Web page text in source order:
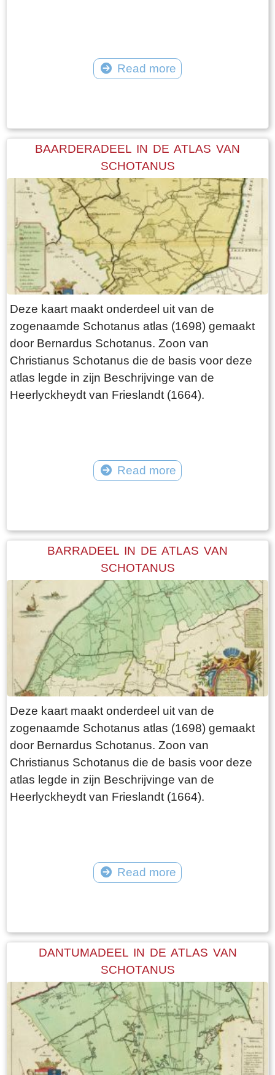
Read more
BAARDERADEEL IN DE ATLAS VAN
SCHOTANUS
Deze kaart maakt onderdeel uit van de
zogenaamde Schotanus atlas (1698) gemaakt
door Bernardus Schotanus. Zoon van
Christianus Schotanus die de basis voor deze
atlas legde in zijn Beschrijvinge van de
Heerlyckheydt van Frieslandt (1664).
Read more
BARRADEEL IN DE ATLAS VAN
SCHOTANUS
Deze kaart maakt onderdeel uit van de
zogenaamde Schotanus atlas (1698) gemaakt
door Bernardus Schotanus. Zoon van
Christianus Schotanus die de basis voor deze
atlas legde in zijn Beschrijvinge van de
Heerlyckheydt van Frieslandt (1664).
Read more
DANTUMADEEL IN DE ATLAS VAN
SCHOTANUS